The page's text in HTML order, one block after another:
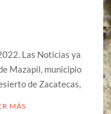
Las Noticias ya
Mazapil, municipio
de Zacatecas,
MÁS